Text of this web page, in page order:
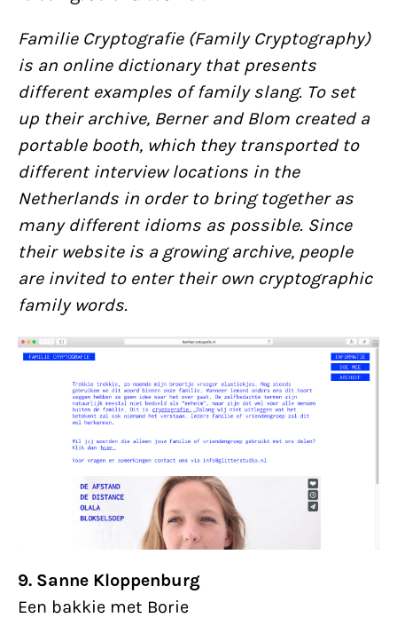
Familie Cryptografie (Family Cryptography)
is an online dictionary that presents
different examples of family slang. To set
up their archive, Berner and Blom created a
portable booth, which they transported to
different interview locations in the
Netherlands in order to bring together as
many different idioms as possible. Since
their website is a growing archive, people
are invited to enter their own cryptographic
family words.
9. Sanne Kloppenburg
Een bakkie met Borie